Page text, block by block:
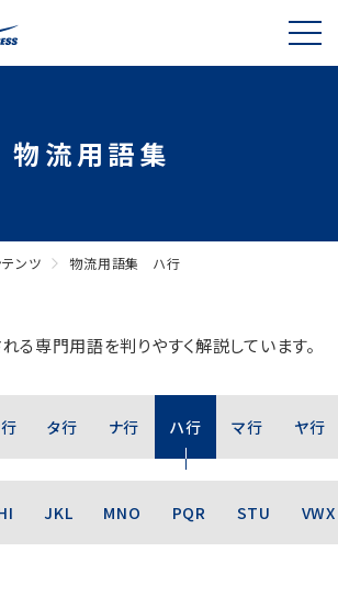
物流用語集
ンツ 物流用語集 ハ行
る専門用語を判りやすく解説しています。
タ行 ナ行 ハ行 マ行 ヤ行
JKL MNO PQR STU VWX